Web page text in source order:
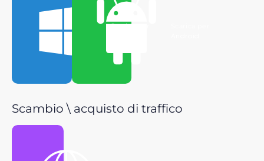
Scarica per
Scambio \ acquisto di traffico